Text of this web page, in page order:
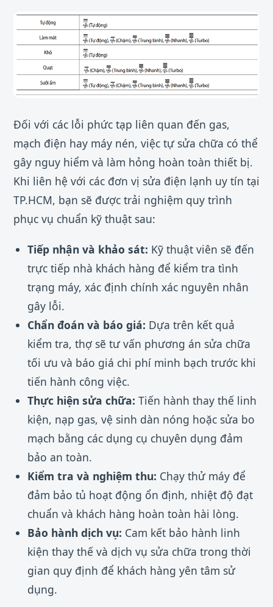
Đối với các lỗi phức tạp liên quan đến gas,
mạch điện hay máy nén, việc tự sửa chữa có thể
gây nguy hiểm và làm hỏng hoàn toàn thiết bị.
Khi liên hệ với các đơn vị sửa điện lạnh uy tín tại
TP.HCM, bạn sẽ được trải nghiệm quy trình
phục vụ chuẩn kỹ thuật sau:
Tiếp nhận và khảo sát: Kỹ thuật viên sẽ đến
trực tiếp nhà khách hàng để kiểm tra tình
trạng máy, xác định chính xác nguyên nhân
gây lỗi.
Chẩn đoán và báo giá: Dựa trên kết quả
kiểm tra, thợ sẽ tư vấn phương án sửa chữa
tối ưu và báo giá chi phí minh bạch trước khi
tiến hành công việc.
Thực hiện sửa chữa: Tiến hành thay thế linh
kiện, nạp gas, vệ sinh dàn nóng hoặc sửa bo
mạch bằng các dụng cụ chuyên dụng đảm
bảo an toàn.
Kiểm tra và nghiệm thu: Chạy thử máy để
đảm bảo tủ hoạt động ổn định, nhiệt độ đạt
chuẩn và khách hàng hoàn toàn hài lòng.
Bảo hành dịch vụ: Cam kết bảo hành linh
kiện thay thế và dịch vụ sửa chữa trong thời
gian quy định để khách hàng yên tâm sử
dụng.